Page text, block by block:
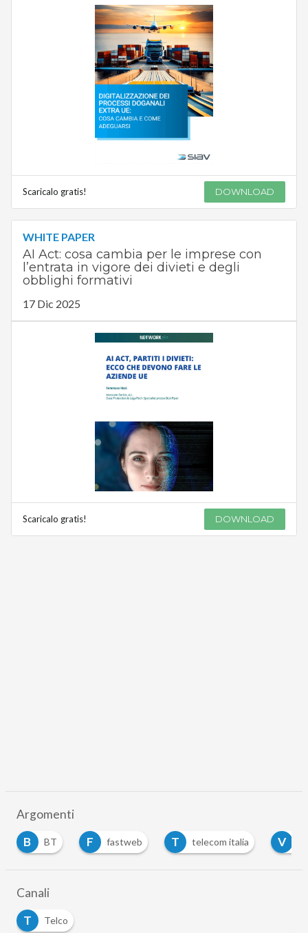
Scaricalo gratis! DOWNLOAD
WHITE PAPER
AI Act: cosa cambia per le imprese con
l’entrata in vigore dei divieti e degli
obblighi formativi
17 Dic 2025
Scaricalo gratis! DOWNLOAD
Argomenti
B
BT F fastweb T telecom italia V
Canali
T
Telco